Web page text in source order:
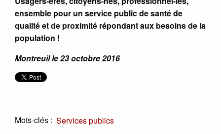
ensemble pour un service public de santé de
qualité et de proximité répondant aux besoins de la
population !
Montreuil le 23 octobre 2016
Mots-clés : Services publics